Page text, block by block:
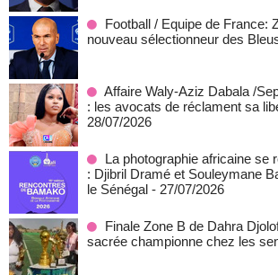
Football / Equipe de France:
nouveau sélectionneur des
Affaire Waly-Aziz Dabala /
: les avocats de réclament sa
28/07/2026
La photographie africaine se
: Djibril Dramé et Souleymane
le Sénégal - 27/07/2026
Finale Zone B de Dahra
sacrée championne chez les